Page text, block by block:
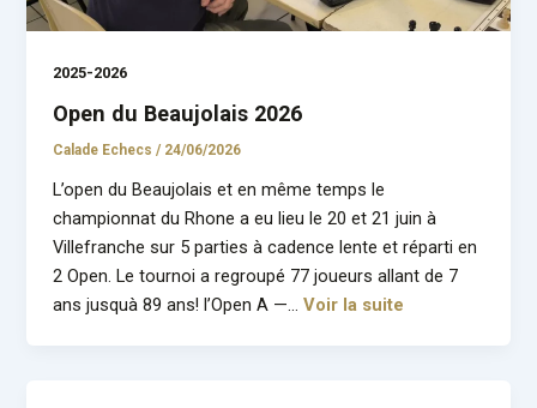
2025-2026
Open du Beaujolais 2026
Calade Echecs/ 24/06/2026
L’open du Beaujolais et en même temps le
championnat du Rhone a eu lieu le 20 et 21 juin à
Villefranche sur 5 parties à cadence lente et réparti en
2 Open. Le tournoi a regroupé 77 joueurs allant de 7
ans jusquà 89 ans! l’Open A —…Voir la suite